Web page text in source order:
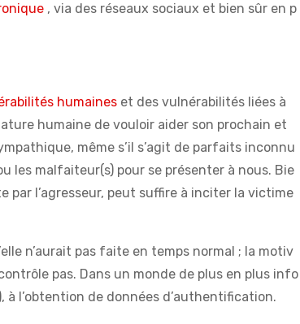
, via des réseaux sociaux et bien sûr en p
humaines et des vulnérabilités liées à
humaine de vouloir aider son prochain et
même s’il s’agit de parfaits inconnu
les malfaiteur(s) pour se présenter à nous. Bie
par l’agresseur, peut suffire à inciter la victime
n’aurait pas faite en temps normal ; la motiv
pas. Dans un monde de plus en plus info
à l’obtention de données d’authentification.